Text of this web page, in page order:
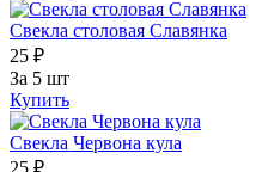
Свекла столовая Славянка
25 ₽
За 5 шт
Купить
Свекла Червона кула
25 ₽